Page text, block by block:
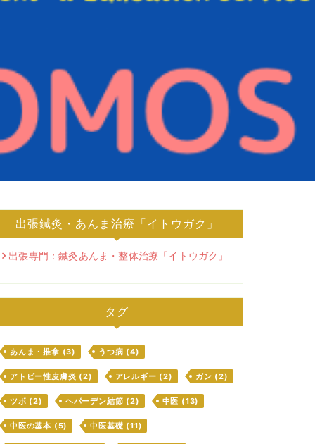
出張鍼灸・あんま治療「イトウガク」
出張専門：鍼灸あんま・整体治療「イトウガク」
タグ
あんま・推拿 (3) うつ病 (4)
アトピー性皮膚炎 (2) アレルギー (2) ガン (2)
ツボ (2) ヘパーデン結節 (2) 中医 (13)
中医の基本 (5) 中医基礎 (11)